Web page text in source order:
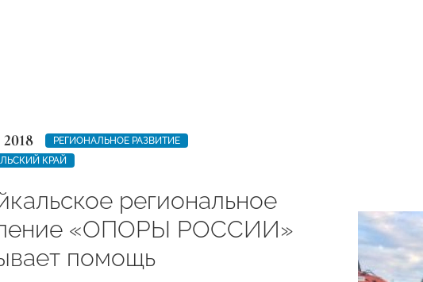
РЕГИОНАЛЬНОЕ РАЗВИТИЕ
КРАЙ
региональное
«ОПОРЫ РОССИИ»
помощь